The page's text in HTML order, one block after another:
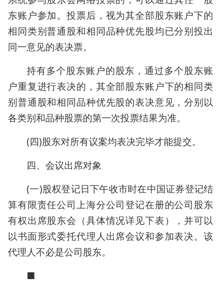
东账户参加。投票后，视为其全部股东账户下的
相同类别普通股和相同品种优先股均已分别投出
同一意见的表决票。
持有多个股东账户的股东，通过多个股东账
户重复进行表决的，其全部股东账户下的相同类
别普通股和相同品种优先股的表决意见，分别以
各类别和品种股票的第一次投票结果为准。
(四)股东对所有议案均表决完毕才能提交。
四、会议出席对象
(一)股权登记日下午收市时在中国证券登记结
算有限责任公司上海分公司登记在册的公司股东
有权出席股东会（具体情况详见下表），并可以
以书面形式委托代理人出席会议和参加表决。该
代理人不必是公司股东。
■